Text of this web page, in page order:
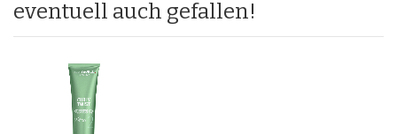
eventuell auch gefallen!